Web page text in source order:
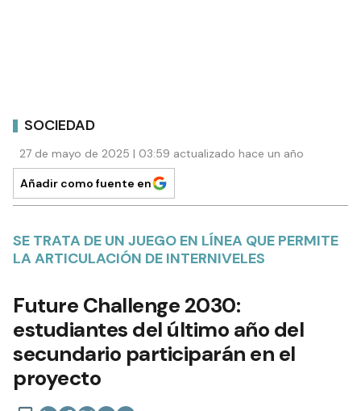
SOCIEDAD
27 de mayo de 2025 | 03:59 actualizado hace un año
Añadir como fuente en
SE TRATA DE UN JUEGO EN LÍNEA QUE PERMITE
LA ARTICULACIÓN DE INTERNIVELES
Future Challenge 2030:
estudiantes del último año del
secundario participarán en el
proyecto